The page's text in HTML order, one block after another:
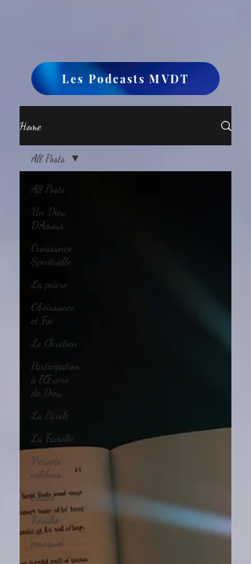
Les Podcasts MVDT
Home
All Posts
Un Dieu
D'Amour
Croissance
Spirituelle
La prière
Obéissance
et Foi
Le Chretien
Participation
à l'Œuvre
de Dieu
La Parole
La Famille
Versets
célèbres
Essais
Késako
pourquoi
All Posts